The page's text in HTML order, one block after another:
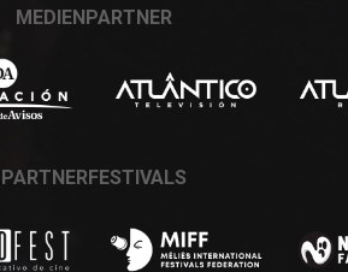
MEDIENPARTNER
PARTNERFESTIVALS